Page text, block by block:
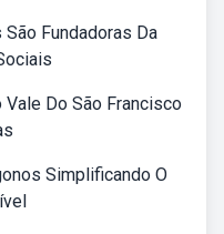
Fundadoras Da
Do São Francisco
Simplificando O